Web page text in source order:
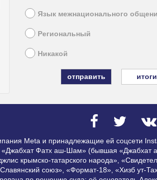
Язык межнационального
Региональный
Никакой
итоги
Meta и принадлежащие ей соцсети
«Джабхат Фатх аш-Шам» (бывшая «Джабхат
крымско-татарского народа»,
союз», «Формат-18», «Хизб ут-